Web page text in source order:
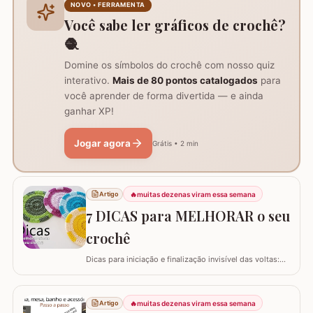
suporte inteligente na hora de carregar seu…
NOVO • FERRAMENTA
Você sabe ler gráficos de crochê?
🧶
Domine os símbolos do crochê com nosso quiz
interativo. Mais de 80 pontos catalogados para
você aprender de forma divertida — e ainda
ganhar XP!
Jogar agora Grátis • 2 min
Artigo 🔥muitas dezenas viram essa semana
7 DICAS para MELHORAR o seu
crochê
Dicas para iniciação e finalização invisível das voltas:
garante um acabamento quase imperceptível nas
iniciações e finalizações das voltas, resultando em um
trabalho mais elegante. Variações de pontos com o
Artigo 🔥muitas dezenas viram essa semana